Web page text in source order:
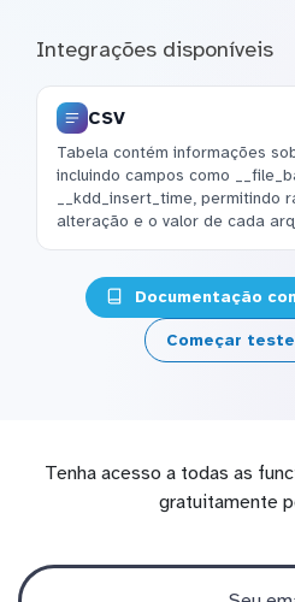
Integrações disponíveis
CSV
Tabela contém informações
incluindo campos como
__kdd_insert_time,
alteração e o valor de cada
Documentação
Começar
Tenha acesso a todas as
gratuitamente